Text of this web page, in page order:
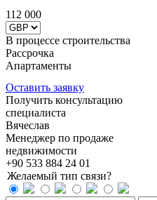
112 000
В процессе строительства
Рассрочка
Апартаменты
Оставить заявку
Получить консультацию
специалиста
Вячеслав
Менеджер по продаже
недвижимости
+90 533 884 24 01
Желаемый тип связи?